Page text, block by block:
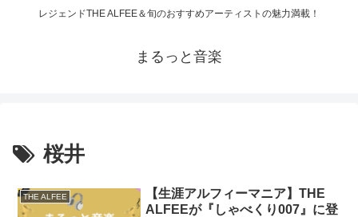
レジェンドTHE ALFEE＆旬のおすすめアーティストの魅力満載！
まるっと音楽
桜井
THE ALFEE
【生涯アルフィーマニア】THE
ALFEEが『しゃべくり007』に登